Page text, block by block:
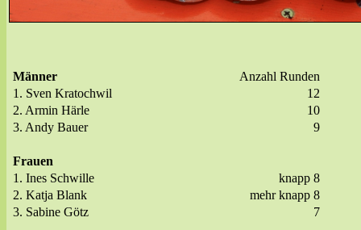
Männer
Anzahl Runden
1. Sven Kratochwil
12
2. Armin Härle
10
3. Andy Bauer
9
Frauen
1. Ines Schwille
knapp 8
2. Katja Blank
mehr knapp 8
3. Sabine Götz
7